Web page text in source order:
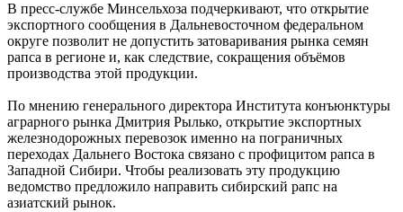
В пресс-службе Минсельхоза подчеркивают, что открытие
экспортного сообщения в Дальневосточном федеральном
округе позволит не допустить затоваривания рынка семян
рапса в регионе и, как следствие, сокращения объёмов
производства этой продукции.
По мнению генерального директора Института конъюнктуры
аграрного рынка Дмитрия Рылько, открытие экспортных
железнодорожных перевозок именно на пограничных
переходах Дальнего Востока связано с профицитом рапса в
Западной Сибири. Чтобы реализовать эту продукцию
ведомство предложило направить сибирский рапс на
азиатский рынок.